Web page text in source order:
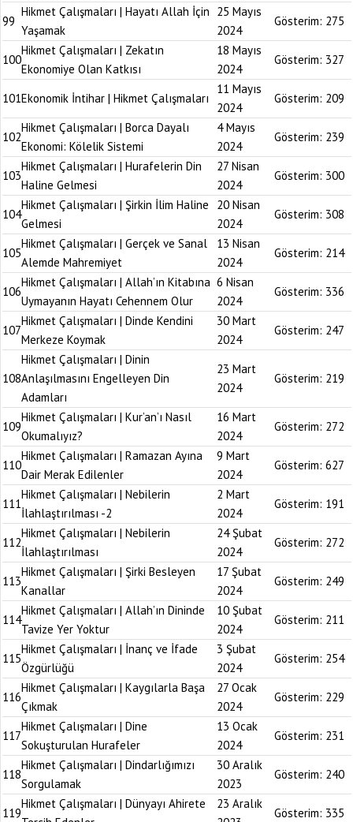
99
Hikmet Çalışmaları | Hayatı Allah İçin
Yaşamak
25 Mayıs
2024
Gösterim: 275
100
Hikmet Çalışmaları | Zekatın
Ekonomiye Olan Katkısı
18 Mayıs
2024
Gösterim: 327
101Ekonomik İntihar | Hikmet Çalışmaları
11 Mayıs
2024
Gösterim: 209
102
Hikmet Çalışmaları | Borca Dayalı
Ekonomi: Kölelik Sistemi
4 Mayıs
2024
Gösterim: 239
103
Hikmet Çalışmaları | Hurafelerin Din
Haline Gelmesi
27 Nisan
2024
Gösterim: 300
104
Hikmet Çalışmaları | Şirkin İlim Haline
Gelmesi
20 Nisan
2024
Gösterim: 308
105
Hikmet Çalışmaları | Gerçek ve Sanal
Alemde Mahremiyet
13 Nisan
2024
Gösterim: 214
106
Hikmet Çalışmaları | Allah’ın Kitabına
Uymayanın Hayatı Cehennem Olur
6 Nisan
2024
Gösterim: 336
107
Hikmet Çalışmaları | Dinde Kendini
Merkeze Koymak
30 Mart
2024
Gösterim: 247
108
Hikmet Çalışmaları | Dinin
Anlaşılmasını Engelleyen Din
Adamları
23 Mart
2024
Gösterim: 219
109
Hikmet Çalışmaları | Kur’an’ı Nasıl
Okumalıyız?
16 Mart
2024
Gösterim: 272
110
Hikmet Çalışmaları | Ramazan Ayına
Dair Merak Edilenler
9 Mart
2024
Gösterim: 627
111
Hikmet Çalışmaları | Nebilerin
İlahlaştırılması -2
2 Mart
2024
Gösterim: 191
112
Hikmet Çalışmaları | Nebilerin
İlahlaştırılması
24 Şubat
2024
Gösterim: 272
113
Hikmet Çalışmaları | Şirki Besleyen
Kanallar
17 Şubat
2024
Gösterim: 249
114
Hikmet Çalışmaları | Allah’ın Dininde
Tavize Yer Yoktur
10 Şubat
2024
Gösterim: 211
115
Hikmet Çalışmaları | İnanç ve İfade
Özgürlüğü
3 Şubat
2024
Gösterim: 254
116
Hikmet Çalışmaları | Kaygılarla Başa
Çıkmak
27 Ocak
2024
Gösterim: 229
117
Hikmet Çalışmaları | Dine
Sokuşturulan Hurafeler
13 Ocak
2024
Gösterim: 231
118
Hikmet Çalışmaları | Dindarlığımızı
Sorgulamak
30 Aralık
2023
Gösterim: 240
119
Hikmet Çalışmaları | Dünyayı Ahirete
23 Aralık
Gösterim: 335